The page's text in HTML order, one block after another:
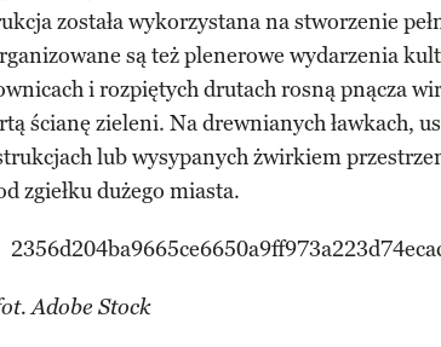
została wykorzystana na stworzenie
są też plenerowe wydarzenia
i rozpiętych drutach rosną pnącza
ścianę zieleni. Na drewnianych ławkach,
lub wysypanych żwirkiem
zgiełku dużego miasta.
Adobe Stock